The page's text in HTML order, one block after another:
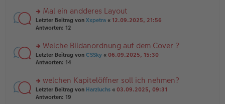
tr
a
g
e
n
er
tr
a
g
n
g
el
e
n
er
tr
a
g
rs
te
n
g
el
e
n
er
Mal ein andderes Layout
Letzter Beitrag von Xxpetra « 12.09.2025, 21:56
Antworten: 12
rs
te
n
g
el
Welche Bildanordnung auf dem Cover ?
Letzter Beitrag von CSSky « 06.09.2025, 15:30
Antworten: 14
rs
te
welchen Kapitelöffner soll ich nehmen?
Letzter Beitrag von Harzluchs « 03.09.2025, 09:31
Antworten: 19